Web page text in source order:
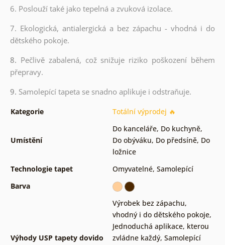
6. Poslouží také jako tepelná a zvuková izolace.
7. Ekologická, antialergická a bez zápachu - vhodná i do
dětského pokoje.
8. Pečlivě zabalená, což snižuje riziko poškození během
přepravy.
9. Samolepící tapeta se snadno aplikuje i odstraňuje.
Kategorie Totální výprodej 🔥
Umístění
Do kanceláře, Do kuchyně,
Do obýváku, Do předsíně, Do
ložnice
Technologie tapet
Omyvatelné, Samolepící
Barva
Výhody USP tapety dovido
Výrobek bez zápachu,
vhodný i do dětského pokoje,
Jednoduchá aplikace, kterou
zvládne každý, Samolepící